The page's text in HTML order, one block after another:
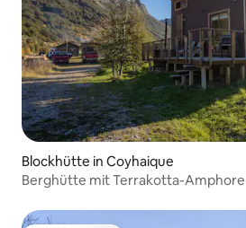
Blockhütte in Coyhaique
Berghütte mit Terrakotta-Amphore